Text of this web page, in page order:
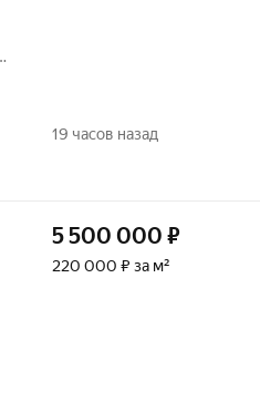
19 часов назад
5 500 000 ₽
220 000 ₽ за м²